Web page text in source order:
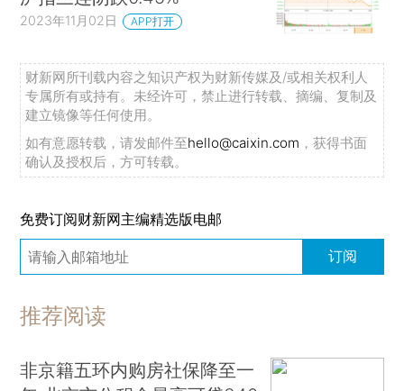
2023年11月02日 APP打开
财新网所刊载内容之知识产权为财新传媒及/或相关权利人
专属所有或持有。未经许可，禁止进行转载、摘编、复制及
建立镜像等任何使用。
如有意愿转载，请发邮件至hello@caixin.com ，获得书面
确认及授权后，方可转载。
免费订阅财新网主编精选版电邮
订阅
推荐阅读
非京籍五环内购房社保降至一